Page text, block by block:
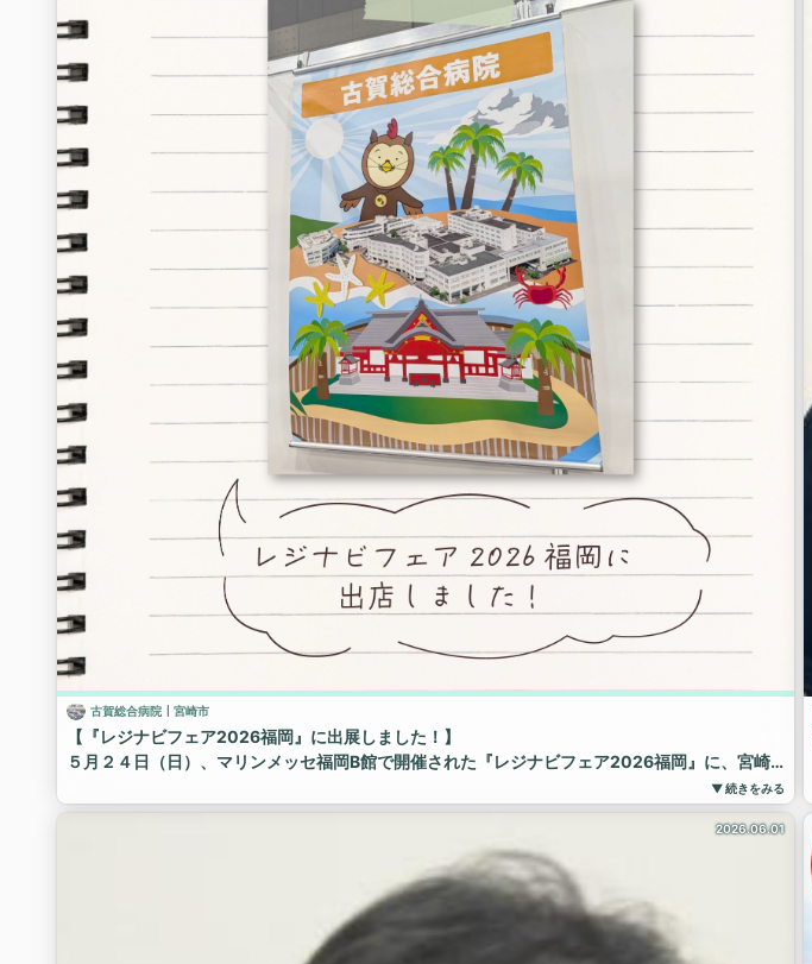
✨給料が良い
✨当直明けに帰れる
✨月4〜5回はしっかり休める
といった、働きやすさを評価してくれた先生も。
「最後は直感」
という一言。
病院選びは、数字や条件だけでは決められないものかもしれません。
見学で感じた雰囲気や、そこで働く人たちとの出会いも大切な要素です。
「ハイパーだけど雰囲気が良い！」
そんな当院で一緒に働いてみませんか？🌱✨
入職面接申込み受付中です。
概要欄のホームページリンクからどうぞ😊☝️
#湘南藤沢徳洲会病院
#初期研修
#研修医
#マッチング
古賀総合病院┃宮崎市
【『レジナビフェア2026福岡』に出展しました！】
５月２４日（日）、マリンメッセ福岡B館で開催された『レジナビフェア2026福岡』に、宮崎
当日は多くの医学生の皆さんがブースに立ち寄ってくださり、研修の特徴や、基幹型臨床研修病
院としての取り組みについて、研修医や指導医から直接お伝えすることができました。
古賀総合病院では、宮崎市の地域医療に根ざし、研修医が確かな臨床力を身につけられる研修体
病院見学や採用に関する情報は、当院ホームページに掲載していますので、ぜひご覧ください。
今回のフェアでお会いした皆さんと、また病院見学や説明会でお会いできる日を楽しみにしてい
▼ 続きをみる
2026.06.01